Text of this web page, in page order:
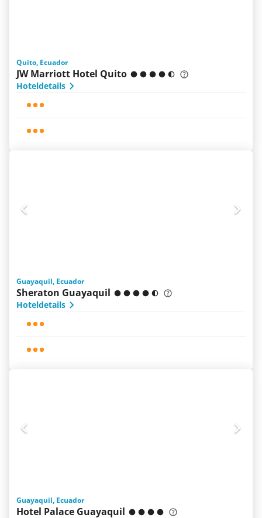
Quito, Ecuador
JW Marriott Hotel Quito
Hoteldetails
Guayaquil, Ecuador
Sheraton Guayaquil
Hoteldetails
Guayaquil, Ecuador
Hotel Palace Guayaquil